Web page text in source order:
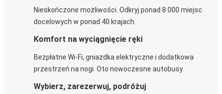
Nieskończone możliwości. Odkryj ponad 8 000 miejsc
docelowych w ponad 40 krajach.
Komfort na wyciągnięcie ręki
Bezpłatne Wi-Fi, gniazdka elektryczne i dodatkowa
przestrzeń na nogi. Oto nowoczesne autobusy.
Wybierz, zarezerwuj, podróżuj